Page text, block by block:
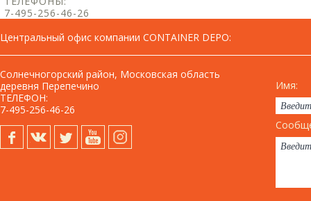
7-495-256-46-26
Центральный офис компании CONTAINER DEPO:
Солнечногорский район, Московская область
деревня Перепечино
ТЕЛЕФОН:
7-495-256-46-26
Имя: